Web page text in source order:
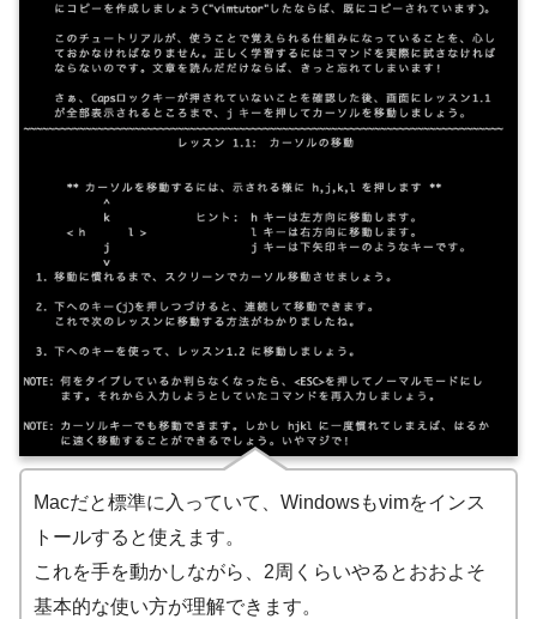
Macだと標準に入っていて、Windowsもvimをインス
トールすると使えます。
これを手を動かしながら、2周くらいやるとおおよそ
基本的な使い方が理解できます。